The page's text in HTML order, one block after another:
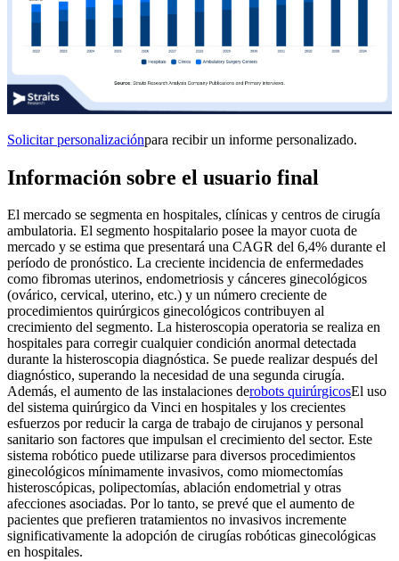
Solicitar personalizaciónpara recibir un informe personalizado.
Información sobre el usuario final
El mercado se segmenta en hospitales, clínicas y centros de cirugía
ambulatoria. El segmento hospitalario posee la mayor cuota de
mercado y se estima que presentará una CAGR del 6,4% durante el
período de pronóstico. La creciente incidencia de enfermedades
como fibromas uterinos, endometriosis y cánceres ginecológicos
(ovárico, cervical, uterino, etc.) y un número creciente de
procedimientos quirúrgicos ginecológicos contribuyen al
crecimiento del segmento. La histeroscopia operatoria se realiza en
hospitales para corregir cualquier condición anormal detectada
durante la histeroscopia diagnóstica. Se puede realizar después del
diagnóstico, superando la necesidad de una segunda cirugía.
Además, el aumento de las instalaciones derobots quirúrgicosEl uso
del sistema quirúrgico da Vinci en hospitales y los crecientes
esfuerzos por reducir la carga de trabajo de cirujanos y personal
sanitario son factores que impulsan el crecimiento del sector. Este
sistema robótico puede utilizarse para diversos procedimientos
ginecológicos mínimamente invasivos, como miomectomías
histeroscópicas, polipectomías, ablación endometrial y otras
afecciones asociadas. Por lo tanto, se prevé que el aumento de
pacientes que prefieren tratamientos no invasivos incremente
significativamente la adopción de cirugías robóticas ginecológicas
en hospitales.